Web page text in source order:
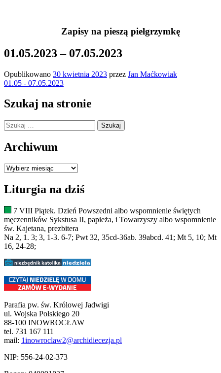
Zapisy na pieszą pielgrzymkę
01.05.2023 – 07.05.2023
Opublikowano 30 kwietnia 2023 przez Jan Maćkowiak
01.05 - 07.05.2023
Szukaj na stronie
Szukaj:
Archiwum
Archiwum
Liturgia na dziś
7 VIII Piątek. Dzień Powszedni albo wspomnienie świętych
męczenników Sykstusa II, papieża, i Towarzyszy albo wspomnienie
św. Kajetana, prezbitera
Na 2, 1. 3; 3, 1-3. 6-7; Pwt 32, 35cd-36ab. 39abcd. 41; Mt 5, 10; Mt
16, 24-28;
Parafia pw. św. Królowej Jadwigi
ul. Wojska Polskiego 20
88-100 INOWROCŁAW
tel. 731 167 111
mail: 1inowroclaw2@archidiecezja.pl
NIP: 556-24-02-373